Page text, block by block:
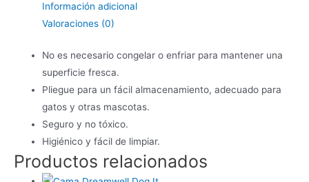
Información adicional
Valoraciones (0)
No es necesario congelar o enfriar para mantener una
superficie fresca.
Pliegue para un fácil almacenamiento, adecuado para
gatos y otras mascotas.
Seguro y no tóxico.
Higiénico y fácil de limpiar.
Productos relacionados